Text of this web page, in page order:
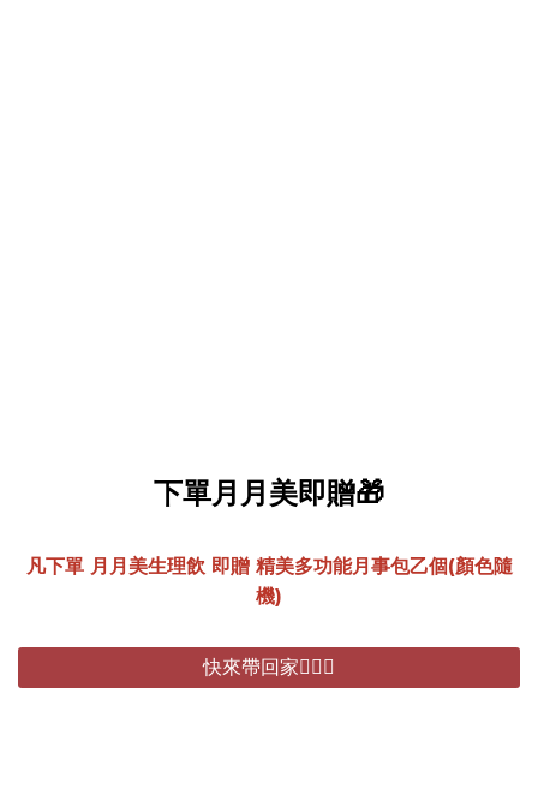
下單月月美即贈🎁
凡下單 月月美生理飲 即贈 精美多功能月事包乙個(顏色隨
機)
快來帶回家🏃🏻‍♂️